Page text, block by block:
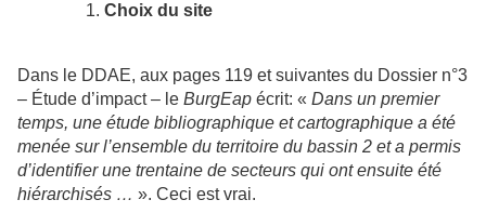
Choix du site
Dans le DDAE, aux pages 119 et suivantes du Dossier n°3
– Étude d’impact – le BurgEap écrit: « Dans un premier
temps, une étude bibliographique et cartographique a été
menée sur l’ensemble du territoire du bassin 2 et a permis
d’identifier une trentaine de secteurs qui ont ensuite été
hiérarchisés … ». Ceci est vrai.